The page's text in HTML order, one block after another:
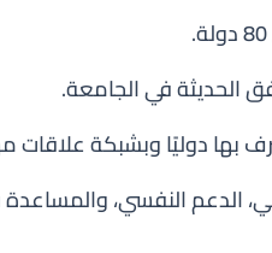
الحديثة في الجامعة.
بها دوليًا وبشبكة علاقات
الدعم النفسي، والمساعدة